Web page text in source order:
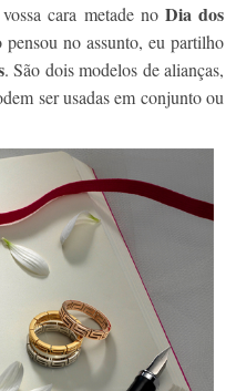
cara metade no Dia dos
pensou no assunto, eu partilho
. São dois modelos de alianças,
ser usadas em conjunto ou